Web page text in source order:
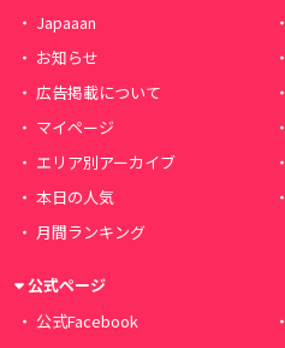
Japaaan
お知らせ
広告掲載について
マイページ
エリア別アーカイブ
本日の人気
月間ランキング
公式ページ
公式Facebook